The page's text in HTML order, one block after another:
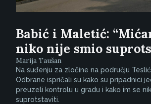
Babić i Maletić:
niko nije smio
Marija Taušan
Na suđenju za zločine na području
Odbrane ispričali su kako su pripadnici
preuzeli kontrolu u gradu i kako im se
suprotstaviti.